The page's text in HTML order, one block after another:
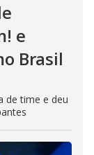
e
Brasil
de time e deu